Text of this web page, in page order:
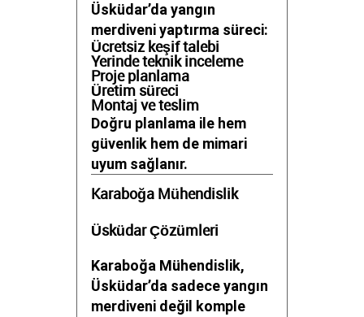
Üsküdar’da yangın
merdiveni yaptırma süreci:
Ücretsiz keşif talebi
Yerinde teknik inceleme
Proje planlama
Üretim süreci
Montaj ve teslim
Doğru planlama ile hem
güvenlik hem de mimari
uyum sağlanır.
Karaboğa Mühendislik
Üsküdar Çözümleri
Karaboğa Mühendislik,
Üsküdar’da sadece yangın
merdiveni değil komple